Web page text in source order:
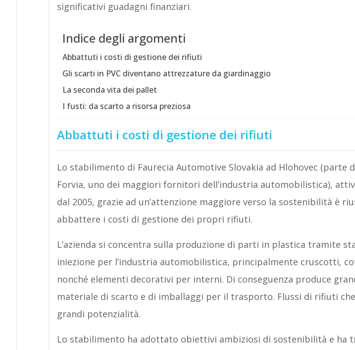
significativi guadagni finanziari.
Indice degli argomenti
Abbattuti i costi di gestione dei rifiuti
Gli scarti in PVC diventano attrezzature da giardinaggio
La seconda vita dei pallet
I fusti: da scarto a risorsa preziosa
Abbattuti i costi di gestione dei rifiuti
Lo stabilimento di Faurecia Automotive Slovakia ad Hlohovec (parte
Forvia, uno dei maggiori fornitori dell’industria automobilistica),
dal 2005, grazie ad un’attenzione maggiore verso la sostenibilità è
abbattere i costi di gestione dei propri rifiuti.
L’azienda si concentra sulla produzione di parti in plastica tramite
iniezione per l’industria automobilistica, principalmente cruscotti,
nonché elementi decorativi per interni. Di conseguenza produce
materiale di scarto e di imballaggi per il trasporto. Flussi di rifiuti
grandi potenzialità.
Lo stabilimento ha adottato obiettivi ambiziosi di sostenibilità e ha